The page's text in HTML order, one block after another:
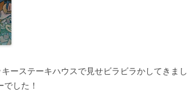
ーステーキハウスで見せビラビラかしてきまし
した！